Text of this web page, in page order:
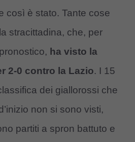
così è stato. Tante cose
stracittadina, che, per
ha visto la
2-0 contro la Lazio. I 15
dei giallorossi che
non si sono visti,
partiti a spron battuto e